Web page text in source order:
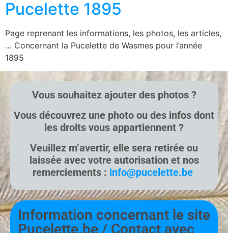
Pucelette 1895
Page reprenant les informations, les photos, les articles,
… Concernant la Pucelette de Wasmes pour l’année
1895
Vous souhaitez ajouter des photos ?
Vous découvrez une photo ou des infos dont
les droits vous appartiennent ?
Veuillez m’avertir, elle sera retirée ou
laissée avec votre autorisation et nos
remerciements : info@pucelette.be
Information concernant le site
Pucelette.be / Contact avec